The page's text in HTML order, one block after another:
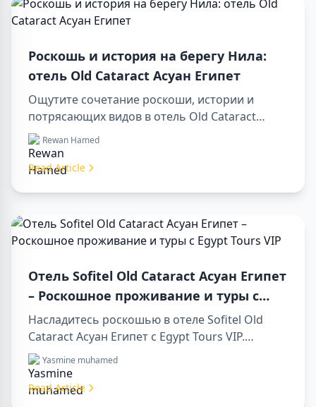
Роскошь и история на берегу Нила:
отель Old Cataract Асуан Египет
Ощутите сочетание роскоши, истории и
потрясающих видов в отель Old Cataract
Асуан Египет. Исследуйте незабываемые day
tours in luxor egypt и отправьтесь в памятный
day trip to aswan from luxor.
Rewan Hamed
Read Article
Отель Sofitel Old Cataract Асуан Египет
– Роскошное проживание и туры с
Egypt Tours VIP
Насладитесь роскошью в отеле Sofitel Old
Cataract Асуан Египет с Egypt Tours VIP.
Посетите достопримечательности Асуана,
наслаждайтесь видом на Нил и
первоклассным сервисом. Забронируйте
Yasmine muhamed
Read Article